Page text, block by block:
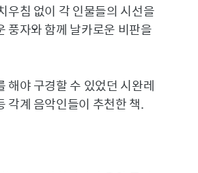
우침 없이 각 인물들의 시선을
풍자와 함께 날카로운 비판을
해야 구경할 수 있었던 시완레
각계 음악인들이 추천한 책.